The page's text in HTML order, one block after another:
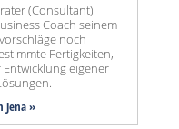
(Consultant)
Coach seinem
noch
Fertigkeiten,
eigener
Jena »